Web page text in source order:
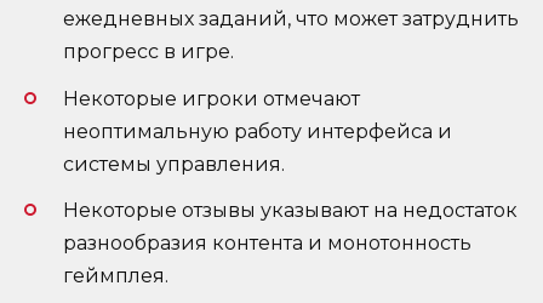
ежедневных заданий, что может затруднить
прогресс в игре.
Некоторые игроки отмечают
неоптимальную работу интерфейса и
системы управления.
Некоторые отзывы указывают на недостаток
разнообразия контента и монотонность
геймплея.